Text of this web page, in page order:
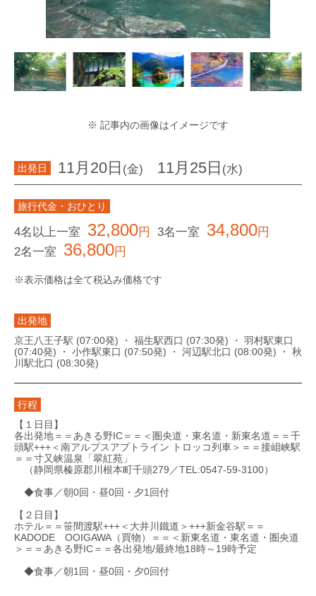
※ 記事内の画像はイメージです
出発日 11月20日 (金) 11月25日 (水)
旅行代金・おひとり
4名以上一室 32,800円 3名一室 34,800円
2名一室 36,800円
※表示価格は全て税込み価格です
出発地
京王八王子駅 (07:00発) ・ 福生駅西口 (07:30発) ・ 羽村駅東口
(07:40発) ・ 小作駅東口 (07:50発) ・ 河辺駅北口 (08:00発) ・ 秋
川駅北口 (08:30発)
行程
【１日目】
各出発地＝＝あきる野IC＝＝＜圏央道・東名道・新東名道＝＝千
頭駅+++＜南アルプスアプトライン トロッコ列車＞＝＝接岨峡駅
＝＝寸又峡温泉「翠紅苑」
（静岡県榛原郡川根本町千頭279／TEL:0547-59-3100）
◆食事／朝0回・昼0回・夕1回付
【２日目】
ホテル＝＝笹間渡駅+++＜大井川鐵道＞+++新金谷駅＝＝
KADODE OOIGAWA（買物）＝＝＜新東名道・東名道・圏央道
＞＝＝あきる野IC＝＝各出発地/最終地18時～19時予定
◆食事／朝1回・昼0回・夕0回付